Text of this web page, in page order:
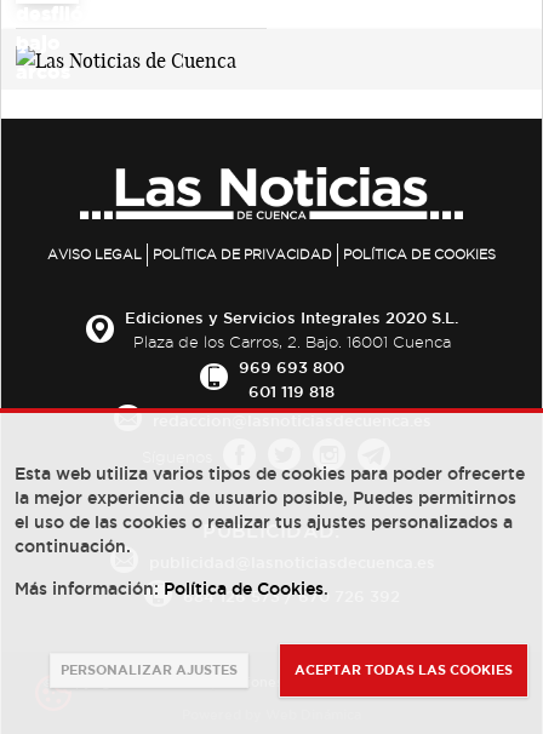
AVISO LEGAL POLÍTICA DE PRIVACIDAD POLÍTICA DE COOKIES
Ediciones y Servicios Integrales 2020 S.L.
Plaza de los Carros, 2. Bajo. 16001 Cuenca
969 693 800
601 119 818
PUBLICIDAD:
684 126 573/670 726 392
Esta web utiliza varios tipos de cookies para poder ofrecerte
la mejor experiencia de usuario posible, Puedes permitirnos
el uso de las cookies o realizar tus ajustes personalizados a
continuación.
Más información: Política de Cookies.
PERSONALIZAR AJUSTES ACEPTAR TODAS LAS COOKIES